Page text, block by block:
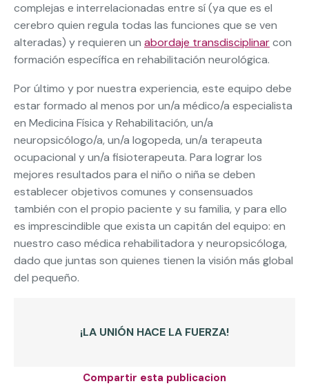
complejas e interrelacionadas entre sí (ya que es el
cerebro quien regula todas las funciones que se ven
alteradas) y requieren un abordaje transdisciplinarcon
formación específica en rehabilitación neurológica.
Por último y por nuestra experiencia, este equipo debe
estar formado al menos por un/a médico/a especialista
en Medicina Física y Rehabilitación, un/a
neuropsicólogo/a, un/a logopeda, un/a terapeuta
ocupacional y un/a fisioterapeuta. Para lograr los
mejores resultados para el niño o niña se deben
establecer objetivos comunes y consensuados
también con el propio paciente y su familia, y para ello
es imprescindible que exista un capitán del equipo: en
nuestro caso médica rehabilitadora y neuropsicóloga,
dado que juntas son quienes tienen la visión más global
del pequeño.
¡LA UNIÓN HACE LA FUERZA!
Compartir esta publicacion